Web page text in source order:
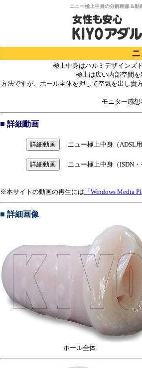
ニュー極上中身の分解画像＆
極上中身はハルミデザインズ
極上は広い内部空間
方法ですが、ホール全体を押して空気を出し貴
モニター感
■ 詳細動画
ニュー極上中身（ADSL
ニュー極上中身（ISDN・
※本サイトの動画の再生には 「Windows Media
■ 詳細画像
ホール全体